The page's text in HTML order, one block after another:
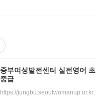
중부여성발전센터 실전영어 초
중급